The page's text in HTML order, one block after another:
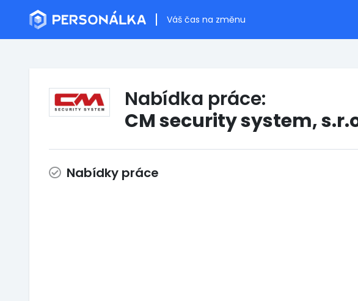
Váš čas na změnu
Nabídka práce:
CM security system,
Nabídky práce